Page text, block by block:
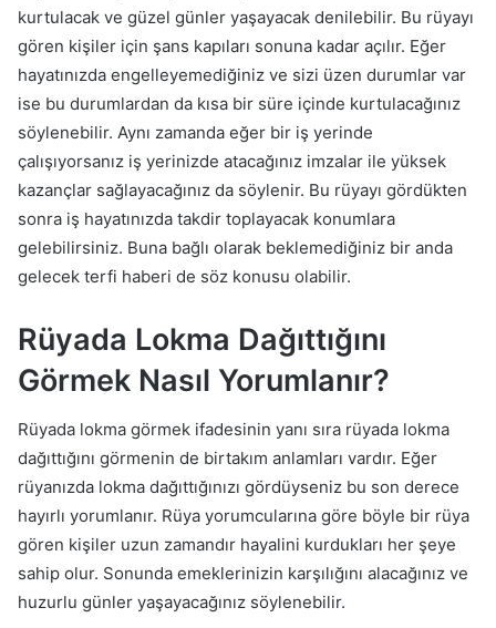
kurtulacak ve güzel günler yaşayacak denilebilir. Bu rüyayı
gören kişiler için şans kapıları sonuna kadar açılır. Eğer
hayatınızda engelleyemediğiniz ve sizi üzen durumlar var
ise bu durumlardan da kısa bir süre içinde kurtulacağınız
söylenebilir. Aynı zamanda eğer bir iş yerinde
çalışıyorsanız iş yerinizde atacağınız imzalar ile yüksek
kazançlar sağlayacağınız da söylenir. Bu rüyayı gördükten
sonra iş hayatınızda takdir toplayacak konumlara
gelebilirsiniz. Buna bağlı olarak beklemediğiniz bir anda
gelecek terfi haberi de söz konusu olabilir.
Rüyada Lokma Dağıttığını
Görmek Nasıl Yorumlanır?
Rüyada lokma görmek ifadesinin yanı sıra rüyada lokma
dağıttığını görmenin de birtakım anlamları vardır. Eğer
rüyanızda lokma dağıttığınızı gördüyseniz bu son derece
hayırlı yorumlanır. Rüya yorumcularına göre böyle bir rüya
gören kişiler uzun zamandır hayalini kurdukları her şeye
sahip olur. Sonunda emeklerinizin karşılığını alacağınız ve
huzurlu günler yaşayacağınız söylenebilir.